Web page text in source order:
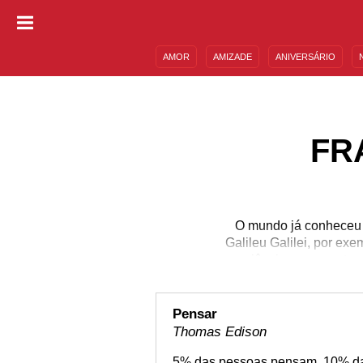
AMOR AMIZADE ANIVERSÁRIO
O mundo já
Galileu Galilei, por
a ciência, para a
hoje é essencial?
Pensar
Thomas Edison